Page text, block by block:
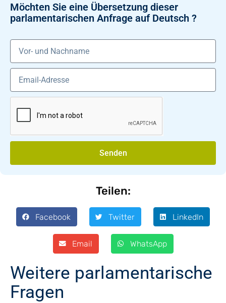
Möchten Sie eine Übersetzung dieser
parlamentarischen Anfrage auf Deutsch ?
Senden
Teilen:
Facebook Twitter LinkedIn
Email WhatsApp
Weitere parlamentarische
Fragen